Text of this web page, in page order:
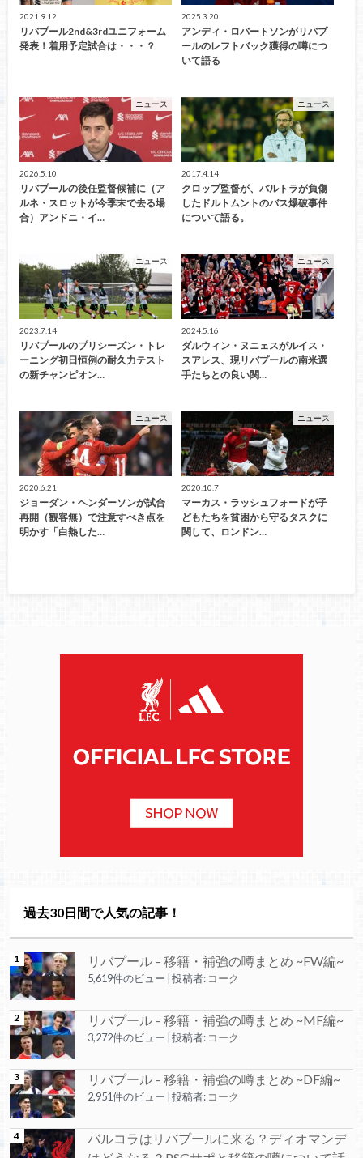
2021.9.12
リバプール2nd&3rdユニフォーム
発表！着用予定試合は・・・？
2025.3.20
アンディ・ロバートソンがリバプ
ールのレフトバック獲得の噂につ
いて語る
ニュース
2026.5.10
リバプールの後任監督候補に（ア
ルネ・スロットが今季末で去る場
合）アンドニ・イ…
ニュース
2017.4.14
クロップ監督が、バルトラが負傷
したドルトムントのバス爆破事件
について語る。
ニュース
2023.7.14
リバプールのプリシーズン・トレ
ーニング初日恒例の耐久力テスト
の新チャンピオン…
ニュース
2024.5.16
ダルウィン・ヌニェスがルイス・
スアレス、現リバプールの南米選
手たちとの良い関…
ニュース
2020.6.21
ジョーダン・ヘンダーソンが試合
再開（観客無）で注意すべき点を
明かす「白熱した…
ニュース
2020.10.7
マーカス・ラッシュフォードが子
どもたちを貧困から守るタスクに
関して、ロンドン…
過去30日間で人気の記事！
リバプール – 移籍・補強の噂まとめ ~FW編~
5,619件のビュー 投稿者: コーク
リバプール – 移籍・補強の噂まとめ ~MF編~
3,272件のビュー 投稿者: コーク
リバプール – 移籍・補強の噂まとめ ~DF編~
2,951件のビュー 投稿者: コーク
バルコラはリバプールに来る？ディオマンデ